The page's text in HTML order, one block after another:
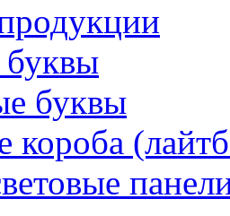
буквы
короба